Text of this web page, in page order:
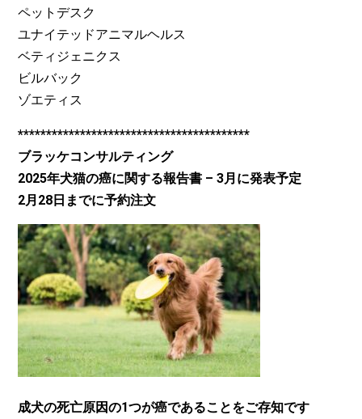
ペットデスク
ユナイテッドアニマルヘルス
ベティジェニクス
ビルバック
ゾエティス
*****************************************
ブラッケコンサルティング
2025年犬猫の癌に関する報告書 – 3月に発表予定
2月28日までに予約注文
成犬の死亡原因の1つが癌であることをご存知です